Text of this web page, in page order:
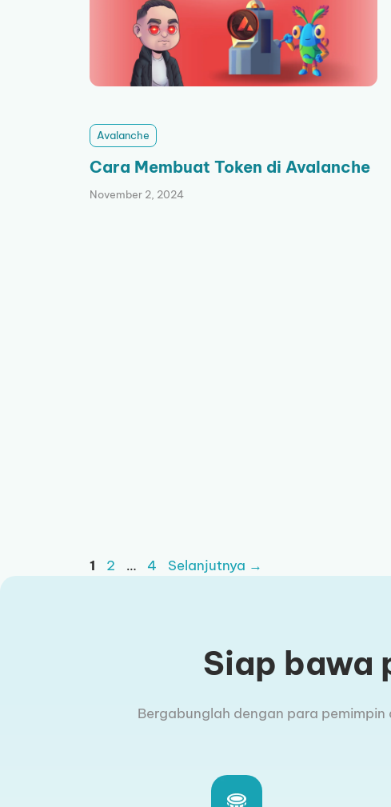
Avalanche
Cara Membuat Token di Avalanche
November 2, 2024
Halaman
1 Halaman
2 … Halaman
4 Selanjutnya →
Siap bawa
Bergabunglah dengan para